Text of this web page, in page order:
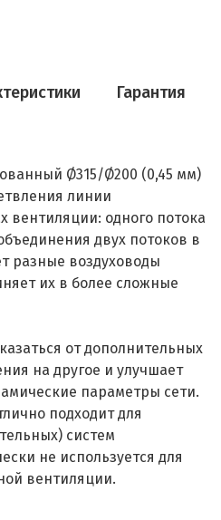
Гарантия
Ø315/Ø200 (0,45 мм)
линии
вентиляции: одного потока
двух потоков в
разные воздуховоды
их в более сложные
от дополнительных
на другое и улучшает
параметры сети.
подходит для
систем
не используется для
вентиляции.